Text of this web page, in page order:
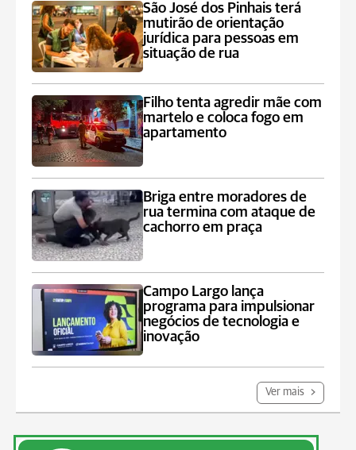
São José dos Pinhais terá
mutirão de orientação
jurídica para pessoas em
situação de rua
Filho tenta agredir mãe com
martelo e coloca fogo em
apartamento
Briga entre moradores de
rua termina com ataque de
cachorro em praça
Campo Largo lança
programa para impulsionar
negócios de tecnologia e
inovação
Ver mais